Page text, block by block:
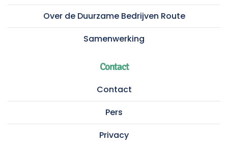
Over de Duurzame Bedrijven Route
Samenwerking
Contact
Contact
Pers
Privacy